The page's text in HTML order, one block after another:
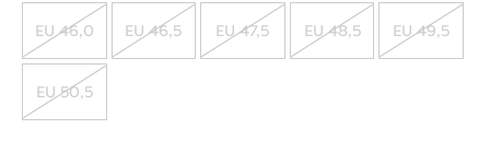
ÉPUISÉ
EU 46,0
ÉPUISÉ
EU 46,5
ÉPUISÉ
EU 47,5
ÉPUISÉ
EU 48,5 EU 49,5
EU 50,5